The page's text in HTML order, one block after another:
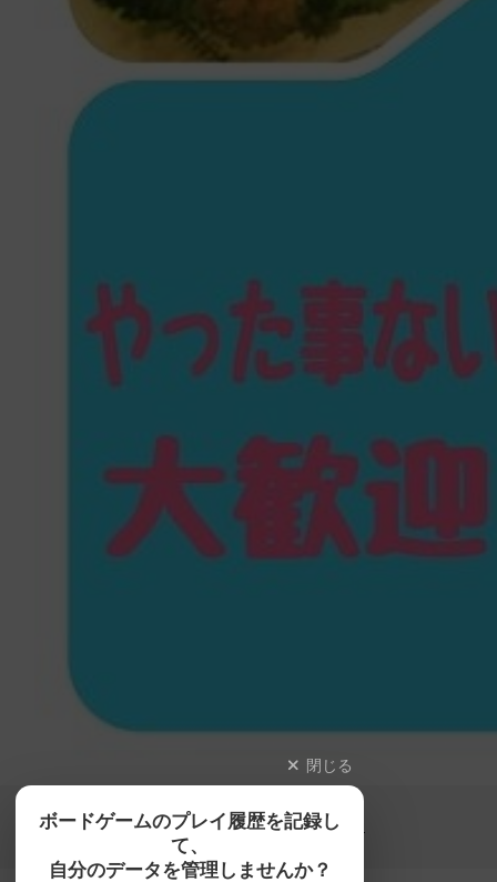
閉じる
ボードゲームのプレイ履歴を記録し
て、
自分のデータを管理しませんか？
【ボドゲーマ】ボードゲームの総合情報サイト